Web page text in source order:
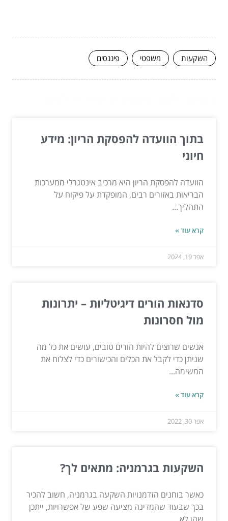
השקעות משפטי פיננסים
בתוך הוועדה להפסקת הריון: מידע
חיוני
הוועדה להפסקת הריון היא מרכיב אינטגרלי ממערכות
הבריאות באזורים רבים, המופקדת על פיקוח על
התהליך...
קרא עוד »
אפר 19, 2024
סדנאות הורים דיגיטליות – יתרונות
מול חסרונות
אנשים שרוצים להיות הורים טובים, עושים את כל מה
שניתן כדי לקבל את הכלים והכישורים כדי לצלוח את
המשימה...
קרא עוד »
אפר 30, 2022
השקעות בגרמניה: מתאים לך?
כאשר בוחנים הזדמנויות השקעה בגרמניה, חשוב להכיר
בכך שבעוד שהמדינה מציעה שפע של אפשרויות, ייתכן